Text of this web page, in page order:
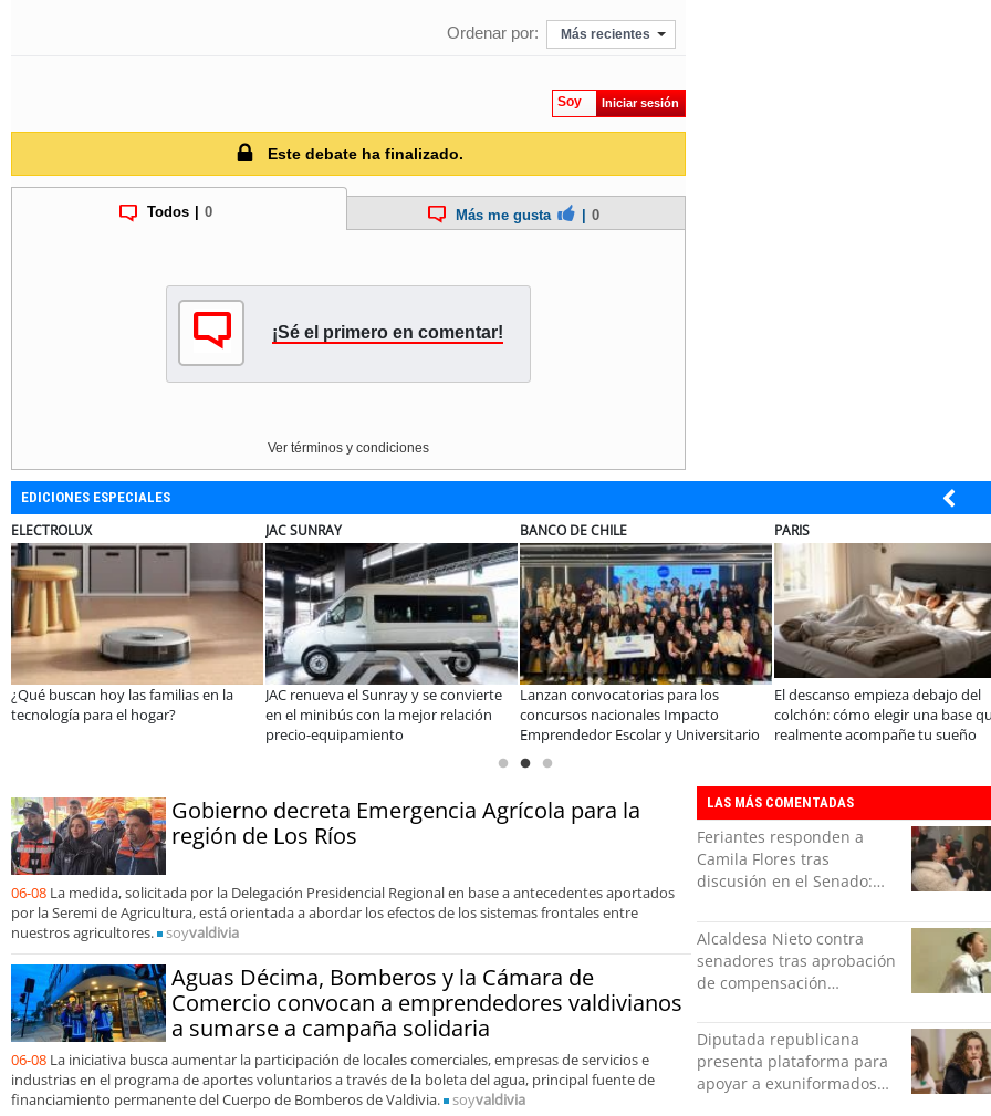
Ordenar por: Más recientes
Soy Iniciar sesión
Este debate ha finalizado.
Todos 0 Más me gusta 0
¡Sé el primero en comentar!
Ver términos y condiciones
EDICIONES ESPECIALES
y se convierte
mejor relación
Lanzan convocatorias para los
concursos nacionales Impacto
Emprendedor Escolar y Universitario
El descanso empieza debajo del
colchón: cómo elegir una base que
realmente acompañe tu sueño
Chilexpress y Emprende tu Mente
sellan alianza para impulsar el
ecosistema emprendedor en Chile
¡Dimos un
Alemana
Cuidados
Gobierno decreta Emergencia Agrícola para la
región de Los Ríos
06-08 La medida, solicitada por la Delegación Presidencial Regional en base a antecedentes aportados
por la Seremi de Agricultura, está orientada a abordar los efectos de los sistemas frontales entre
nuestros agricultores.
soyvaldivia
Aguas Décima, Bomberos y la Cámara de
Comercio convocan a emprendedores valdivianos
a sumarse a campaña solidaria
06-08 La iniciativa busca aumentar la participación de locales comerciales, empresas de servicios e
industrias en el programa de aportes voluntarios a través de la boleta del agua, principal fuente de
financiamiento permanente del Cuerpo de Bomberos de Valdivia.
soyvaldivia
LAS MÁS COMENTADAS
Feriantes responden a
Camila Flores tras
discusión en el Senado:
orgullo”
Alcaldesa Nieto contra
senadores tras aprobación
de compensación
indolente"
Diputada republicana
presenta plataforma para
apoyar a exuniformados